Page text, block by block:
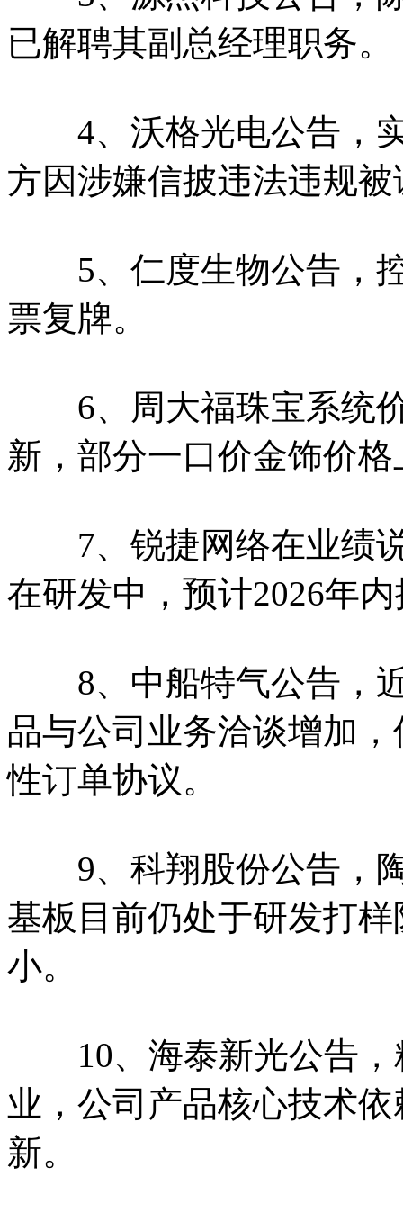
已解聘其副总经理职务。
4、沃格光电公告，实
方因涉嫌信披违法违规
5、仁度生物公告，控
票复牌。
6、周大福珠宝系统价
新，部分一口价金饰价
7、锐捷网络在业绩说
在研发中，预计2026年
8、中船特气公告，近
品与公司业务洽谈增加
性订单协议。
9、科翔股份公告，陶
基板目前仍处于研发打
小。
10、海泰新光公告，
业，公司产品核心技术
新。